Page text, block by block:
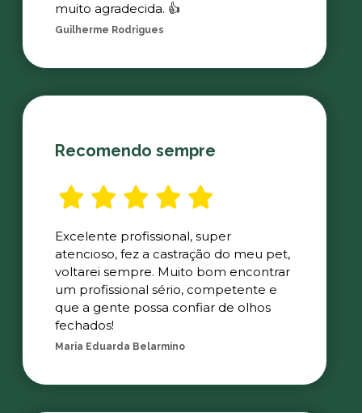
muito agradecida. 👍
Guilherme Rodrigues
Recomendo sempre
Excelente profissional, super
atencioso, fez a castração do meu pet,
voltarei sempre. Muito bom encontrar
um profissional sério, competente e
que a gente possa confiar de olhos
fechados!
Maria Eduarda Belarmino